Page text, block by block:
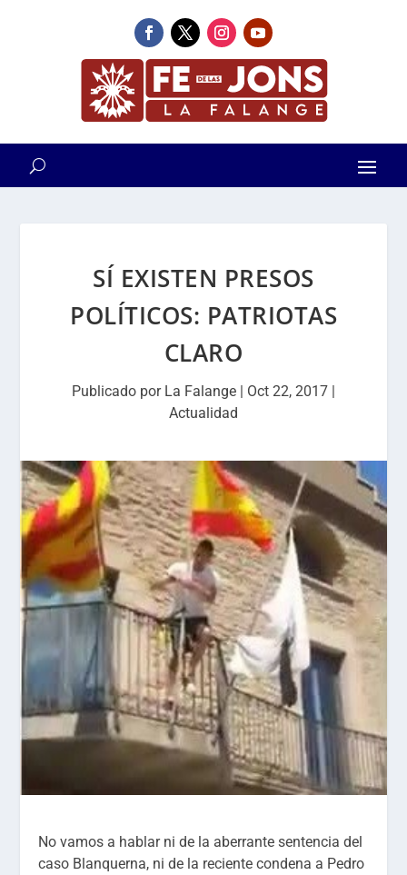
SÍ EXISTEN PRESOS
POLÍTICOS: PATRIOTAS
CLARO
Publicado por La Falange | Oct 22, 2017 |
Actualidad
No vamos a hablar ni de la aberrante sentencia del
caso Blanquerna, ni de la reciente condena a Pedro